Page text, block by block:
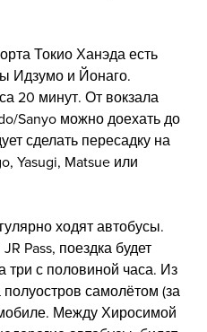
Токио Ханэда есть
Идзумо и Йонаго.
20 минут. От вокзала
Sanyo можно доехать до
сделать пересадку на
Yasugi, Matsue или
ходят автобусы.
Pass, поездка будет
три с половиной часа. Из
самолётом (за
Между Хиросимой